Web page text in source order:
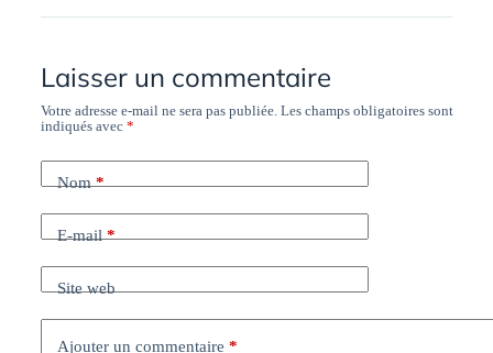
Laisser un commentaire
Votre adresse e-mail ne sera pas publiée. Les champs obligatoires sont
indiqués avec*
Nom*
E-mail*
Site web
Ajouter un commentaire *